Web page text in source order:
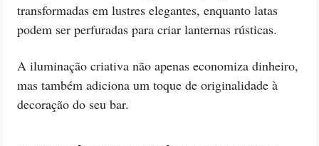
transformadas em lustres elegantes, enquanto latas
podem ser perfuradas para criar lanternas rústicas.
A iluminação criativa não apenas economiza dinheiro,
mas também adiciona um toque de originalidade à
decoração do seu bar.